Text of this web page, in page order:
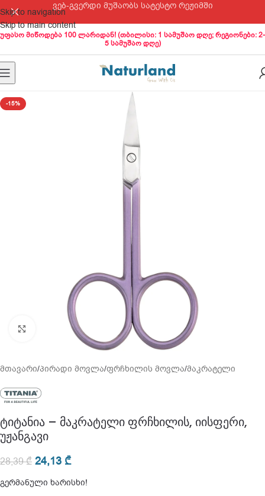
Skip to navigation
Skip to main content
ვებ-გვერდი მუშაობს სატესტო რეჟიმში
უფასო მიწოდება 100 ლარიდან! (თბილისი: 1 სამუშაო დღე; რეგიონები: 2-
5 სამუშაო დღე)
-15%
გადიდება
მთავარი/პირადი მოვლა/ფრჩხილის მოვლა/მაკრატელი
ტიტანია – მაკრატელი ფრჩხილის, იისფერი,
უჟანგავი
28,39₾ 24,13 ₾
გერმანული ხარისხი!